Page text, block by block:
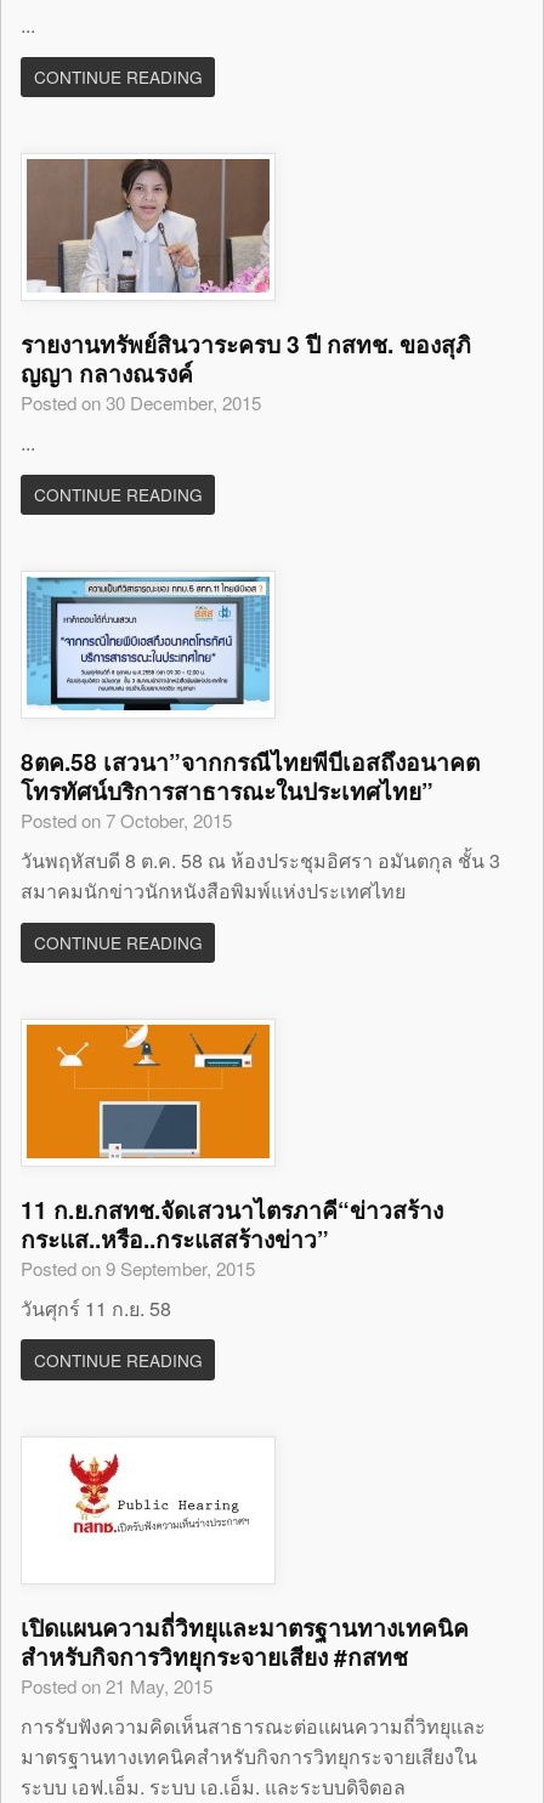
...
CONTINUE READING
รายงานทรัพย์สินวาระครบ 3 ปี กสทช. ของสุภิ
ญญา กลางณรงค์
Posted on 30 December, 2015
...
CONTINUE READING
8ตค.58 เสวนา”จากกรณีไทยพีบีเอสถึงอนาคต
โทรทัศน์บริการสาธารณะในประเทศไทย”
Posted on 7 October, 2015
วันพฤหัสบดี 8 ต.ค. 58 ณ ห้องประชุมอิศรา อมันตกุล ชั้น 3
สมาคมนักข่าวนักหนังสือพิมพ์แห่งประเทศไทย
CONTINUE READING
11 ก.ย.กสทช.จัดเสวนาไตรภาคี“ข่าวสร้าง
กระแส..หรือ..กระแสสร้างข่าว”
Posted on 9 September, 2015
วันศุกร์ 11 ก.ย. 58
CONTINUE READING
เปิดแผนความถี่วิทยุและมาตรฐานทางเทคนิค
สำหรับกิจการวิทยุกระจายเสียง #กสทช
Posted on 21 May, 2015
การรับฟังความคิดเห็นสาธารณะต่อแผนความถี่วิทยุและ
มาตรฐานทางเทคนิคสำหรับกิจการวิทยุกระจายเสียงใน
ระบบ เอฟ.เอ็ม. ระบบ เอ.เอ็ม. และระบบดิจิตอล